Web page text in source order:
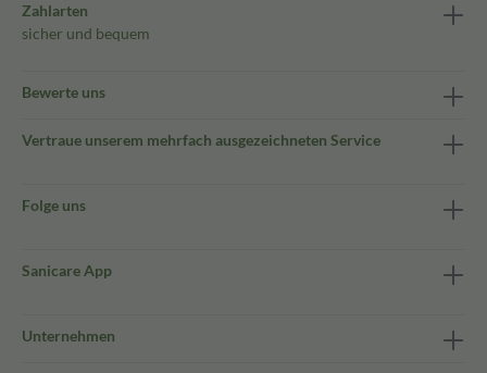
Zahlarten
sicher und bequem
Bewerte uns
Vertraue unserem mehrfach ausgezeichneten Service
Folge uns
Sanicare App
Unternehmen